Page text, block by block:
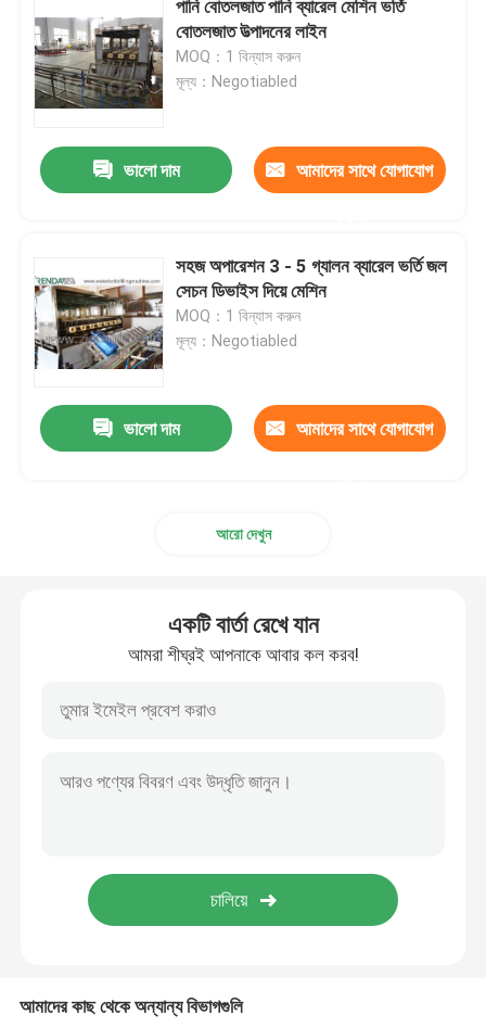
RO জল চিকিত্সা সিস্টেম
পানি বোতলজাত পানি ব্যারেল মেশিন ভর্তি
বোতলজাত উত্পাদনের লাইন
MOQ：1 বিন্যাস করুন
মূল্য：Negotiabled
ভালো দাম আমাদের সাথে যোগাযোগ
সহজ অপারেশন 3 - 5 গ্যালন ব্যারেল ভর্তি জল
সেচন ডিভাইস দিয়ে মেশিন
MOQ：1 বিন্যাস করুন
মূল্য：Negotiabled
ভালো দাম আমাদের সাথে যোগাযোগ
আরো দেখুন
একটি বার্তা রেখে যান
আমরা শীঘ্রই আপনাকে আবার কল করব!
আমাদের কাছ থেকে অন্যান্য বিভাগগুলি